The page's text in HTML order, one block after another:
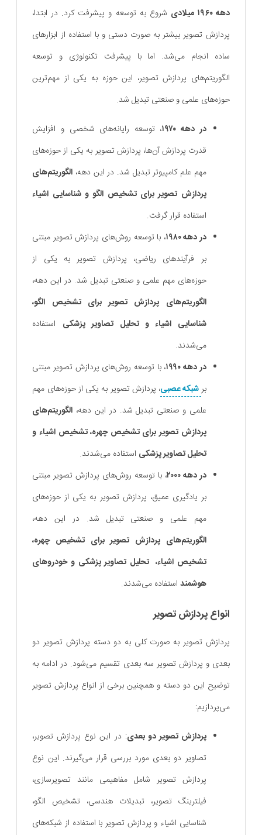
دهه ۱۹۶۰ میلادی
شروع به توسعه و پیشرفت کرد. در ابتدا،
پردازش تصویر بیشتر به صورت دستی و با استفاده از ابزارهای
ساده انجام می‌شد. اما با پیشرفت تکنولوژی و توسعه
الگوریتم‌های پردازش تصویر، این حوزه به یکی از مهم‌ترین
حوزه‌های علمی و صنعتی تبدیل شد.
در دهه ۱۹۷۰
، توسعه رایانه‌های شخصی و افزایش
قدرت پردازش آن‌ها، پردازش تصویر به یکی از حوزه‌های
مهم علم کامپیوتر تبدیل شد. در این دهه، الگوریتم‌های
پردازش تصویر برای تشخیص الگو و شناسایی اشیاء
استفاده قرار گرفت.
در دهه ۱۹۸۰
، با توسعه روش‌های پردازش تصویر مبتنی
بر فرآیندهای ریاضی، پردازش تصویر به یکی از
حوزه‌های مهم علمی و صنعتی تبدیل شد. در این دهه،
الگوریتم‌های پردازش تصویر برای تشخیص الگو،
شناسایی اشیاء و تحلیل تصاویر پزشکی استفاده
می‌شدند.
در دهه ۱۹۹۰
، با توسعه روش‌های پردازش تصویر مبتنی
برشبکه‌ عصبی، پردازش تصویر به یکی از حوزه‌های مهم
علمی و صنعتی تبدیل شد. در این دهه، الگوریتم‌های
پردازش تصویر برای تشخیص چهره، تشخیص اشیاء و
تحلیل تصاویر پزشکی استفاده می‌شدند.
در دهه ۲۰۰۰
، با توسعه روش‌های پردازش تصویر مبتنی
بر یادگیری عمیق، پردازش تصویر به یکی از حوزه‌های
مهم علمی و صنعتی تبدیل شد. در این دهه،
الگوریتم‌های پردازش تصویر برای تشخیص چهره،
تشخیص اشیاء، تحلیل تصاویر پزشکی و خودروهای
هوشمند استفاده می‌شدند.
انواع پردازش تصویر
پردازش تصویر به صورت کلی به دو دسته پردازش تصویر دو
بعدی و پردازش تصویر سه بعدی تقسیم می‌شود. در ادامه به
توضیح این دو دسته و همچنین برخی از انواع پردازش تصویر
می‌پردازیم:
پردازش تصویر دو بعدی: در این نوع پردازش تصویر،
تصاویر دو بعدی مورد بررسی قرار می‌گیرند. این نوع
پردازش تصویر شامل مفاهیمی مانند تصویرسازی،
فیلترینگ تصویر، تبدیلات هندسی، تشخیص الگو،
شناسایی اشیاء و پردازش تصویر با استفاده از شبکه‌های